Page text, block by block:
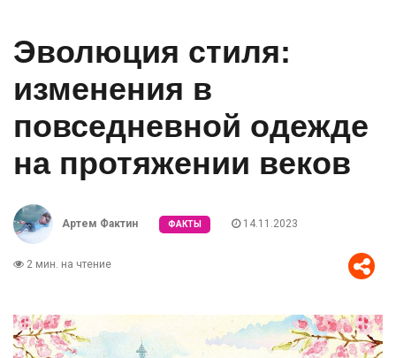
Эволюция стиля:
изменения в
повседневной одежде
на протяжении веков
Артем Фактин ФАКТЫ 14.11.2023
2 мин. на чтение